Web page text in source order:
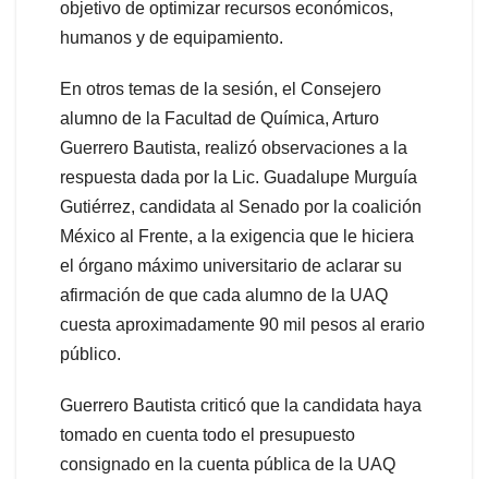
objetivo de optimizar recursos económicos,
humanos y de equipamiento.
En otros temas de la sesión, el Consejero
alumno de la Facultad de Química, Arturo
Guerrero Bautista, realizó observaciones a la
respuesta dada por la Lic. Guadalupe Murguía
Gutiérrez, candidata al Senado por la coalición
México al Frente, a la exigencia que le hiciera
el órgano máximo universitario de aclarar su
afirmación de que cada alumno de la UAQ
cuesta aproximadamente 90 mil pesos al erario
público.
Guerrero Bautista criticó que la candidata haya
tomado en cuenta todo el presupuesto
consignado en la cuenta pública de la UAQ